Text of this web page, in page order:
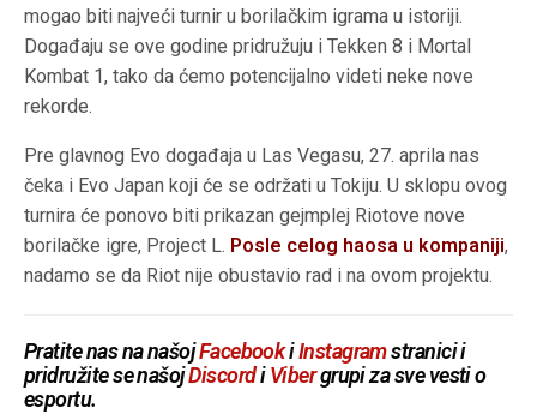
mogao biti najveći turnir u borilačkim igrama u istoriji.
Događaju se ove godine pridružuju i Tekken 8 i Mortal
Kombat 1, tako da ćemo potencijalno videti neke nove
rekorde.
Pre glavnog Evo događaja u Las Vegasu, 27. aprila nas
čeka i Evo Japan koji će se održati u Tokiju. U sklopu ovog
turnira će ponovo biti prikazan gejmplej Riotove nove
borilačke igre, Project L. Posle celog haosa u kompaniji,
nadamo se da Riot nije obustavio rad i na ovom projektu.
Pratite nas na našojFacebookiInstagramstranici i
pridružite se našojDiscordiVibergrupi za sve vesti o
esportu.